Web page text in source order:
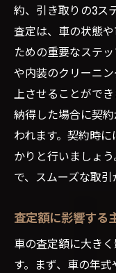
約、引き取りの3ス
査定は、車の状態
ための重要なステ
や内装のクリーニ
上させることがで
納得した場合に契
われます。契約時
かりと行いましょ
で、スムーズな取引
査定額に影響する
車の査定額に大き
す。まず、車の年